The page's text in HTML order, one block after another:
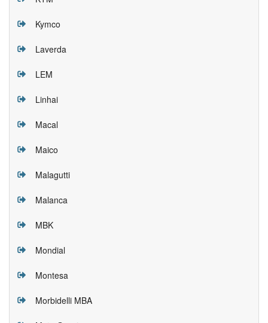
Kymco
Laverda
LEM
Linhai
Macal
Maico
Malagutti
Malanca
MBK
Mondial
Montesa
Morbidelli MBA